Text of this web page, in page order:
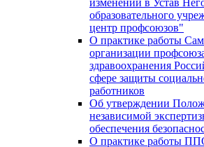
образовательного
центр профсоюзов"
О практике работы
организации
здравоохранения
сфере защиты
работников
Об утверждении
независимой
обеспечения
О практике работы